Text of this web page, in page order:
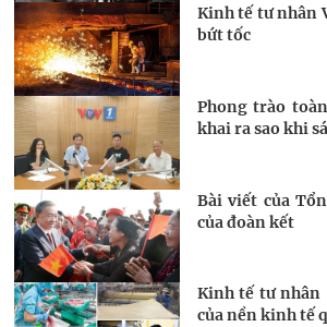
Kinh tế tư nhân
bứt tốc
Phong trào
khai ra sao khi
Bài viết của
của đoàn kết
Kinh tế tư
của nền kinh tế